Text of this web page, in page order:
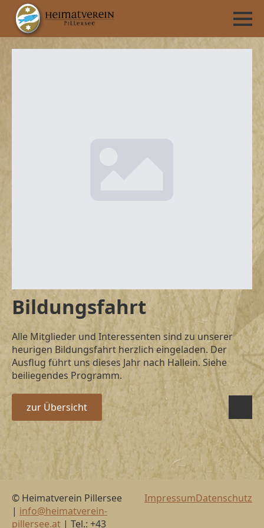
Bildungsfahrt
Alle Mitglieder und Interessenten sind zu unserer
heurigen Bildungsfahrt herzlich eingeladen. Der
Ausflug führt uns dieses Jahr nach Hallein. Siehe
beiliegendes Programm.
zur Übersicht
© Heimatverein Pillersee
| info@heimatverein-
pillersee.at | Tel.: +43
ImpressumDatenschutz